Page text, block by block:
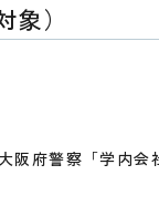
）
阪府警察「学内会